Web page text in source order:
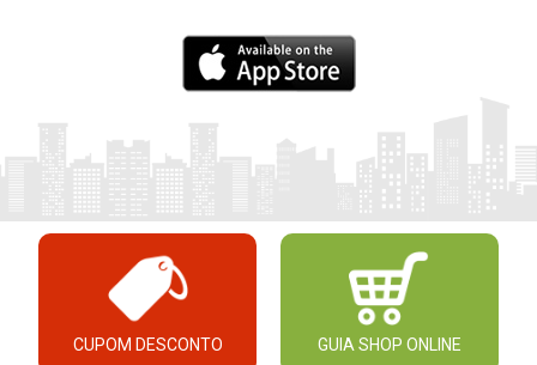
CUPOM DESCONTO GUIA SHOP ONLINE